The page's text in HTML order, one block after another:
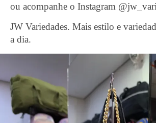
ou acompanhe o Instagram
JW Variedades. Mais estilo e
a dia.